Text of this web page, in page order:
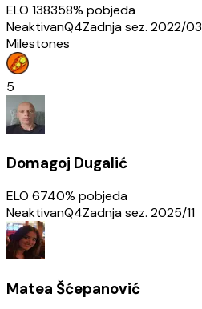
ELO 138358% pobjeda
NeaktivanQ4Zadnja sez. 2022/03
Milestones
5
Domagoj Dugalić
ELO 6740% pobjeda
NeaktivanQ4Zadnja sez. 2025/11
Matea Šćepanović